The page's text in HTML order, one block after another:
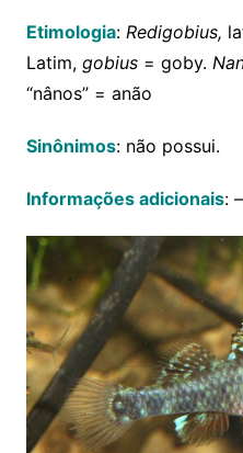
Etimologia: Redigobius,
Latim, gobius= goby.
“nânos” = anão
Sinônimos: não possui.
Informações adicionais: